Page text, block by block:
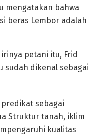
mengatakan bahwa
beras Lembor adalah
petani itu, Frid
sudah dikenal sebagai
sebagai
Struktur tanah, iklim
kualitas